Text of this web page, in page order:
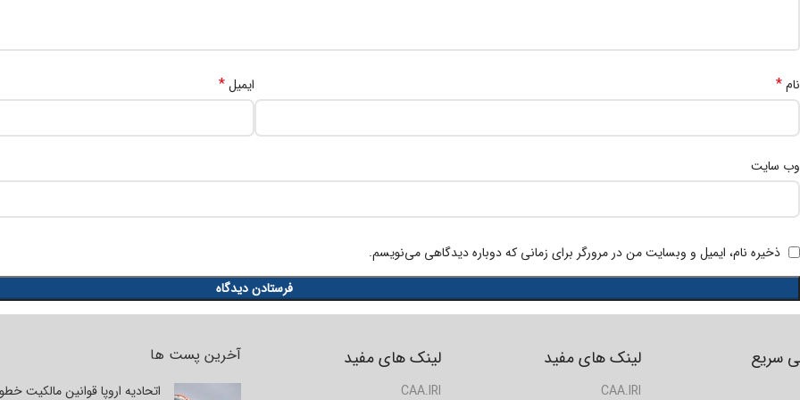
نام* ایمیل*
وب‌ سایت
ذخیره نام، ایمیل و وبسایت من در مرورگر برای زمانی که دوباره دیدگاهی می‌نویسم.
آخرین پست ها
اتحادیه اروپا قوانین مالکیت
لینک های مفید
CAA.IRI
لینک های مفید
CAA.IRI
سریع